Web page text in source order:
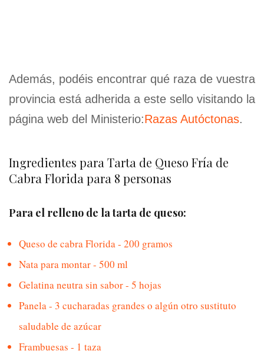
Además, podéis encontrar qué raza de vuestra
provincia está adherida a este sello visitando la
página web del Ministerio:Razas Autóctonas.
Ingredientes para Tarta de Queso Fría de
Cabra Florida para 8 personas
Para el relleno de la tarta de queso:
Queso de cabra Florida - 200 gramos
Nata para montar - 500 ml
Gelatina neutra sin sabor - 5 hojas
Panela - 3 cucharadas grandes o algún otro sustituto
saludable de azúcar
Frambuesas - 1 taza